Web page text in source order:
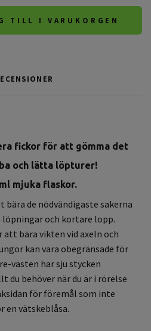
TILL I VARUKORGEN
fickor för att gömma det
och lätta löpturer!
mjuka flaskor.
bära de nödvändigaste sakerna
och kortare lopp.
bära vikten vid axeln och
kan vara obegränsade för
västen har sju stycken
behöver när du är i rörelse
för föremål som inte
en vätskeblåsa.